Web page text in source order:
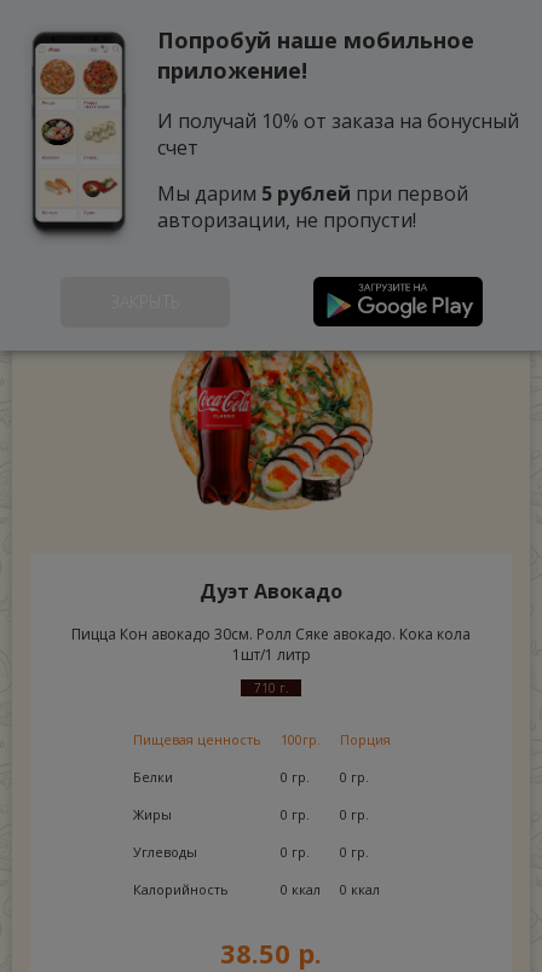
Дуэт Авокадо
Пицца Кон авокадо 30см. Ролл Сяке авокадо. Кока кола
1шт/1 литр
710 г.
Пищевая ценность 100гр. Порция
Белки 0 гр. 0 гр.
Жиры 0 гр. 0 гр.
Углеводы 0 гр. 0 гр.
Калорийность 0 ккал 0 ккал
38.50 р.
Попробуй наше мобильное
приложение!
И получай 10% от заказа на бонусный
счет
Мы дарим 5 рублей при первой
авторизации, не пропусти!